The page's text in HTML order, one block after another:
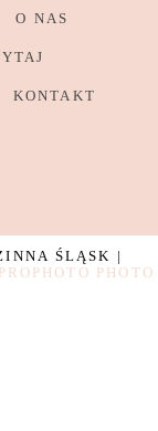
O NAS
KONTAKT
ŚLĄSK |
PROPHOTO PHOTO